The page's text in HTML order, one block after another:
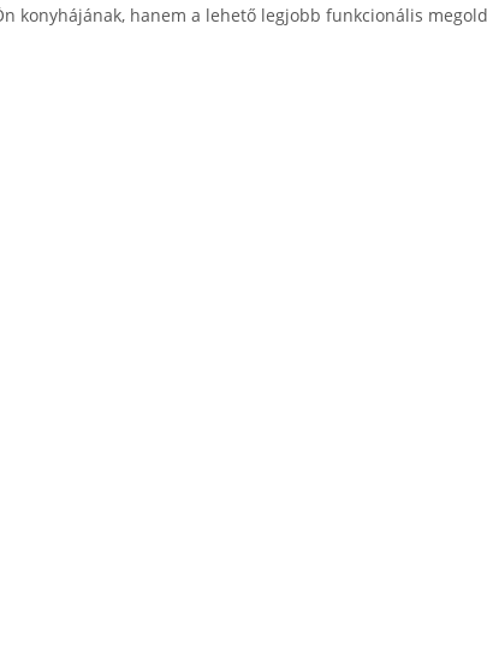
konyhájának, hanem a lehető legjobb funkcionális